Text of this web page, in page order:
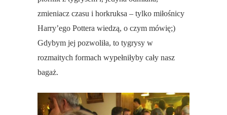
zmieniacz czasu i horkruksa – tylko miłośnicy
Harry’ego Pottera wiedzą, o czym mówię;)
Gdybym jej pozwoliła, to tygrysy w
rozmaitych formach wypełniłyby cały nasz
bagaż.